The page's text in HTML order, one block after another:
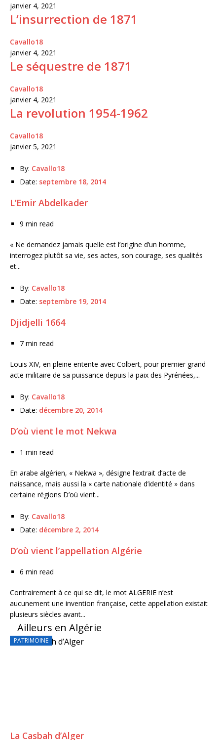
janvier 4, 2021
L’insurrection de 1871
Cavallo18
janvier 4, 2021
Le séquestre de 1871
Cavallo18
janvier 4, 2021
La revolution 1954-1962
Cavallo18
janvier 5, 2021
By: Cavallo18
Date: septembre 18, 2014
L’Emir Abdelkader
9 min read
« Ne demandez jamais quelle est l’origine d’un homme,
interrogez plutôt sa vie, ses actes, son courage, ses qualités
et...
By: Cavallo18
Date: septembre 19, 2014
Djidjelli 1664
7 min read
Louis XIV, en pleine entente avec Colbert, pour premier grand
acte militaire de sa puissance depuis la paix des Pyrénées,...
By: Cavallo18
Date: décembre 20, 2014
D’où vient le mot Nekwa
1 min read
En arabe algérien, « Nekwa », désigne l’extrait d’acte de
naissance, mais aussi la « carte nationale d’identité » dans
certaine régions D’où vient...
By: Cavallo18
Date: décembre 2, 2014
D’où vient l’appellation Algérie
6 min read
Contrairement à ce qui se dit, le mot ALGERIE n’est
aucunement une invention française, cette appellation existait
plusieurs siècles avant...
Ailleurs en Algérie
PATRIMOINE
La Casbah d’Alger